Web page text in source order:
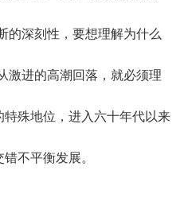
的深刻性，要想理解为什么
激进的高潮回落，就必须理
殊地位，进入六十年代以来
不平衡发展。